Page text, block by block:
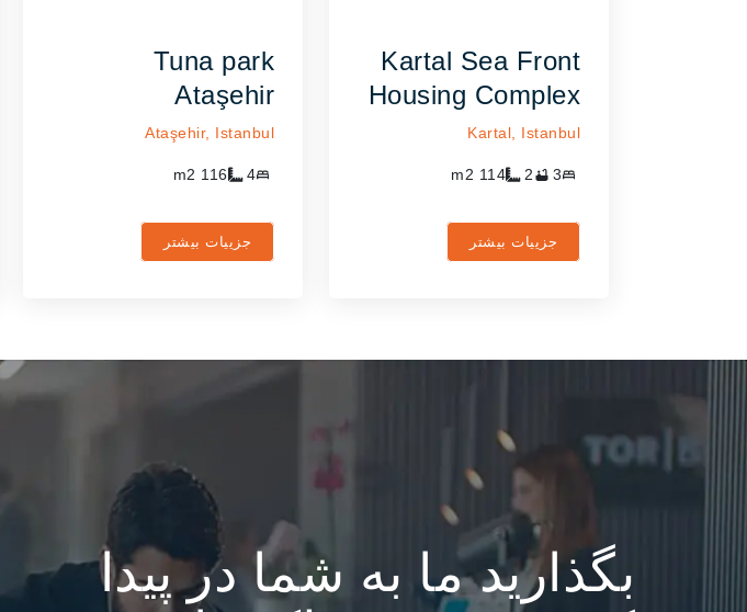
Kartal Sea Front
Housing Complex
Kartal, Istanbul
3
2
114
جزییات بیشتر
Tuna park
Ataşehir
Ataşehir, Istanbul
4
116
جزییات بیشتر
بگذارید ما به شما در پیدا